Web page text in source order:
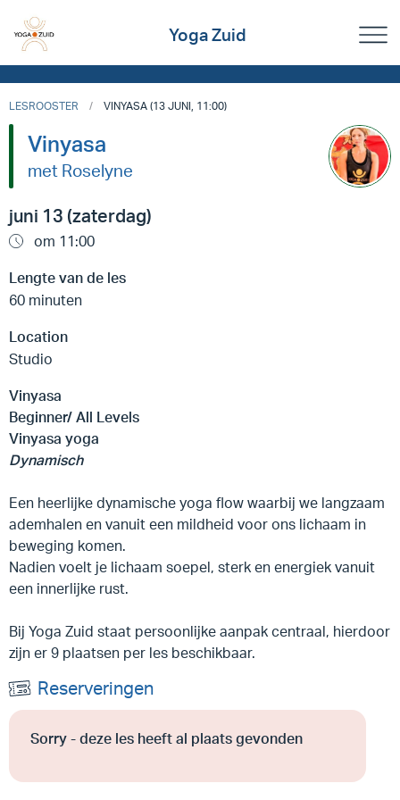
Yoga Zuid
LESROOSTER VINYASA (13 JUNI, 11:00)
Vinyasa
met Roselyne
juni 13 (zaterdag)
om 11:00
Lengte van de les
60 minuten
Location
Studio
Vinyasa
Beginner/ All Levels
Vinyasa yoga
Dynamisch
Een heerlijke dynamische yoga flow waarbij we langzaam
ademhalen en vanuit een mildheid voor ons lichaam in
beweging komen.
Nadien voelt je lichaam soepel, sterk en energiek vanuit
een innerlijke rust.
Bij Yoga Zuid staat persoonlijke aanpak centraal, hierdoor
zijn er 9 plaatsen per les beschikbaar.
Reserveringen
Sorry - deze les heeft al plaats gevonden